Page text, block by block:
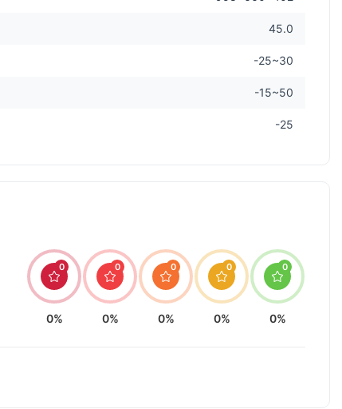
45.0
-25~30
-15~50
-25
0
0%
0
0%
0
0%
0
0%
0
0%